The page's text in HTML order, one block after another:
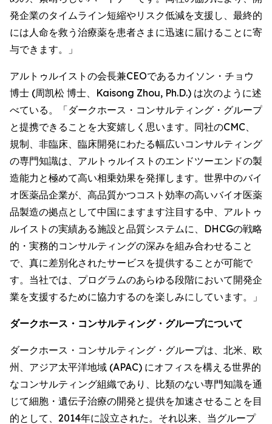
発企業のタイムライン短縮やリスク低減を支援し、最終的
には人命を救う治療薬を患者さまに迅速に届けることに寄
与できます。」
アルトゥルイストの会長兼CEOであるカイソン・チョウ
博士 (周凯松 博士、Kaisong Zhou, Ph.D.) は次のように述
べている。「ダークホース・コンサルティング・グループ
と提携できることを大変嬉しく思います。同社のCMC、
規制、非臨床、臨床開発にわたる幅広いコンサルティング
の専門知識は、アルトゥルイストのエンドツーエンドの製
造能力と極めて高い相乗効果を発揮します。世界中のバイ
オ医薬品企業が、高品質かつコスト効率の高いバイオ医薬
品製造の拠点として中国にますます注目する中、アルトゥ
ルイストの実績ある施設と品質システムに、DHCGの戦略
的・実務的コンサルティングの深みを組み合わせること
で、真に差別化されたサービスを提供することが可能で
す。当社では、プログラムのあらゆる段階において開発企
業を支援するために協力するのを楽しみにしています。」
ダークホース・コンサルティング・グループについて
ダークホース・コンサルティング・グループは、北米、欧
州、アジア太平洋地域 (APAC) にオフィスを構える世界的
なコンサルティング組織であり、比類のない専門知識を通
じて細胞・遺伝子治療の開発と提供を加速させることを目
的として、2014年に設立された。それ以来、当グループ